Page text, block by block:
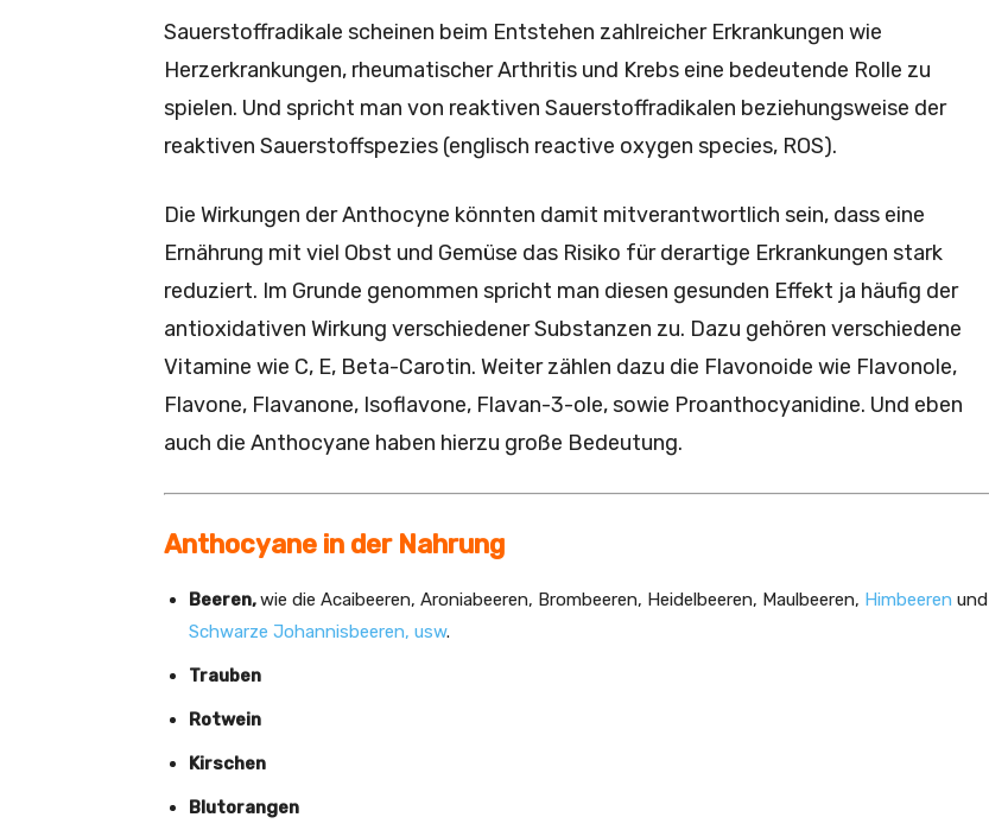
Sauerstoffradikale scheinen beim Entstehen zahlreicher Erkrankungen wie
Herzerkrankungen, rheumatischer Arthritis und Krebs eine bedeutende Rolle zu
spielen. Und spricht man von reaktiven Sauerstoffradikalen beziehungsweise der
reaktiven Sauerstoffspezies (englisch reactive oxygen species, ROS).
Die Wirkungen der Anthocyne könnten damit mitverantwortlich sein, dass eine
Ernährung mit viel Obst und Gemüse das Risiko für derartige Erkrankungen stark
reduziert. Im Grunde genommen spricht man diesen gesunden Effekt ja häufig der
antioxidativen Wirkung verschiedener Substanzen zu. Dazu gehören verschiedene
Vitamine wie C, E, Beta-Carotin. Weiter zählen dazu die Flavonoide wie Flavonole,
Flavone, Flavanone, Isoflavone, Flavan-3-ole, sowie Proanthocyanidine. Und eben
auch die Anthocyane haben hierzu große Bedeutung.
Anthocyane in der Nahrung
Beeren,wie die Acaibeeren, Aroniabeeren, Brombeeren, Heidelbeeren, Maulbeeren, Himbeeren und
Schwarze Johannisbeeren, usw.
Trauben
Rotwein
Kirschen
Blutorangen